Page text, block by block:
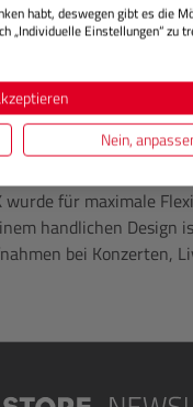
Range (HDR)
Veranstaltungen mit
Videos mit
Mikrofonkapsel-
9 verschiedene
wurde für maximale
handlichen Design
bei Konzerten,
habt, deswegen gibt es die
„Individuelle Einstellungen“ zu
Nein,